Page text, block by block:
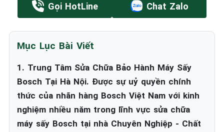
Gọi HotLine Chat Zalo
Mục Lục Bài Viết
1. Trung Tâm Sửa Chữa Bảo Hành Máy Sấy
Bosch Tại Hà Nội. Được sự uỷ quyền chính
thức của nhãn hàng Bosch Việt Nam với kinh
nghiệm nhiều năm trong lĩnh vực sửa chữa
máy sấy Bosch tại nhà Chuyên Nghiệp - Chất